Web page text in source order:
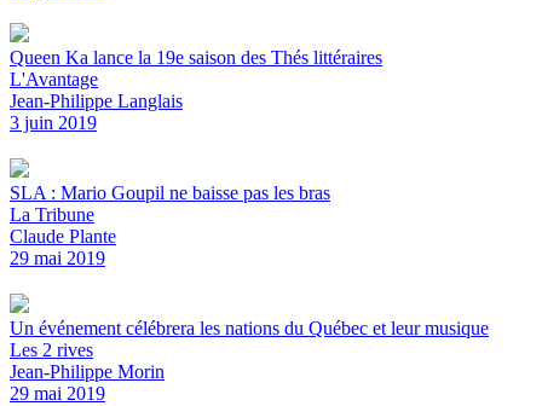
Queen Ka lance la 19e saison des Thés littéraires
L'Avantage
Jean-Philippe Langlais
3 juin 2019
SLA : Mario Goupil ne baisse pas les bras
La Tribune
Claude Plante
29 mai 2019
Un événement célébrera les nations du Québec et leur musique
Les 2 rives
Jean-Philippe Morin
29 mai 2019